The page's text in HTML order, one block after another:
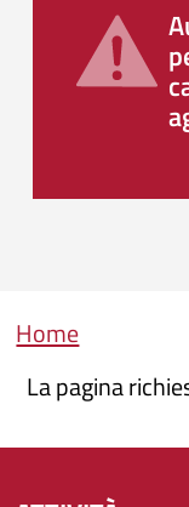
Briciole di
Home
La pagina